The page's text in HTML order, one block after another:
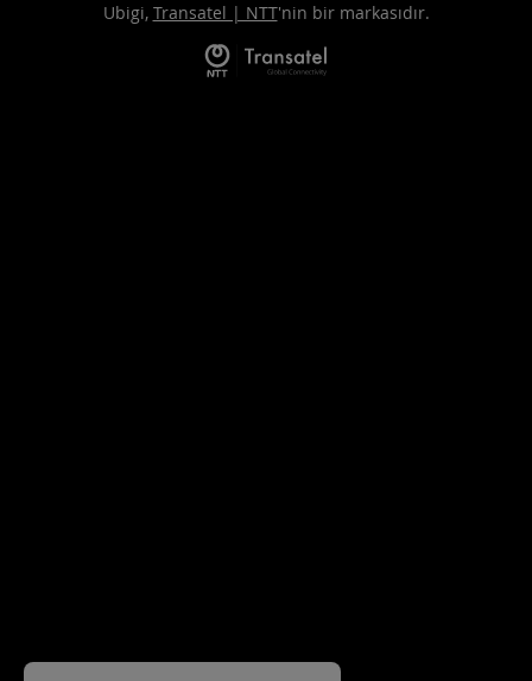
Ubigi, Transatel | NTT'nin bir markasıdır.